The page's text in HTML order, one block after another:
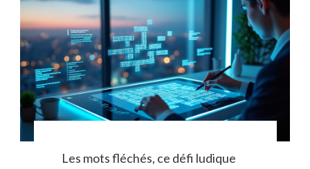
Les mots fléchés, ce défi ludique